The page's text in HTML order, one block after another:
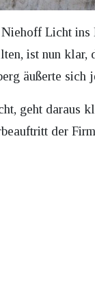
Licht ins
ist nun klar,
äußerte sich
geht daraus
der